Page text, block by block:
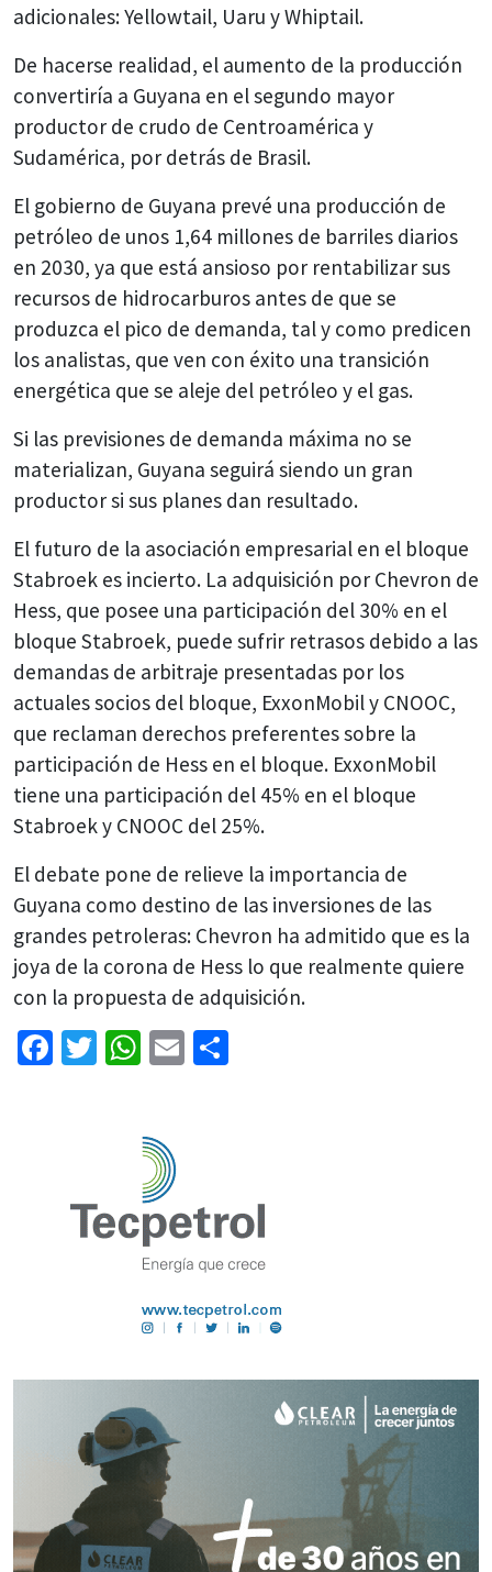
adicionales: Yellowtail, Uaru y Whiptail.
De hacerse realidad, el aumento de la producción
convertiría a Guyana en el segundo mayor
productor de crudo de Centroamérica y
Sudamérica, por detrás de Brasil.
El gobierno de Guyana prevé una producción de
petróleo de unos 1,64 millones de barriles diarios
en 2030, ya que está ansioso por rentabilizar sus
recursos de hidrocarburos antes de que se
produzca el pico de demanda, tal y como predicen
los analistas, que ven con éxito una transición
energética que se aleje del petróleo y el gas.
Si las previsiones de demanda máxima no se
materializan, Guyana seguirá siendo un gran
productor si sus planes dan resultado.
El futuro de la asociación empresarial en el bloque
Stabroek es incierto. La adquisición por Chevron de
Hess, que posee una participación del 30% en el
bloque Stabroek, puede sufrir retrasos debido a las
demandas de arbitraje presentadas por los
actuales socios del bloque, ExxonMobil y CNOOC,
que reclaman derechos preferentes sobre la
participación de Hess en el bloque. ExxonMobil
tiene una participación del 45% en el bloque
Stabroek y CNOOC del 25%.
El debate pone de relieve la importancia de
Guyana como destino de las inversiones de las
grandes petroleras: Chevron ha admitido que es la
joya de la corona de Hess lo que realmente quiere
con la propuesta de adquisición.
Facebook
Twitter
WhatsApp
Email